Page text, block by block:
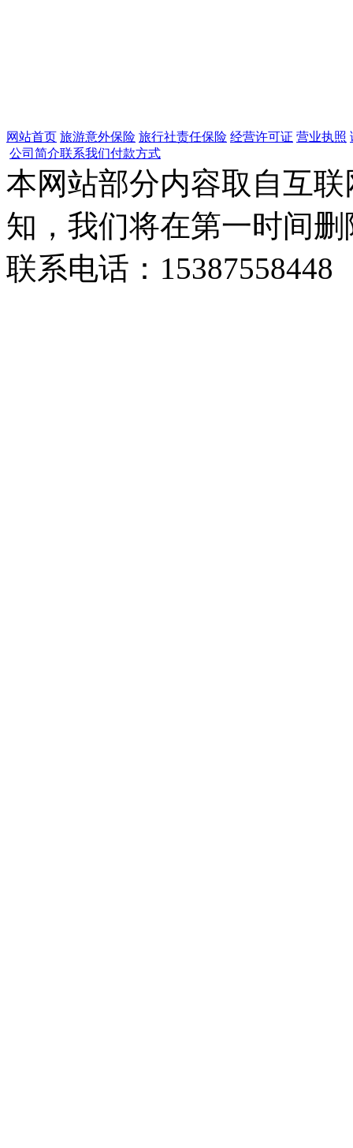
网站首页 旅游意外保险 旅行社责任保险 经营许可证 营业执照
公司简介联系我们付款方式
本网站部分内容取自互
知，我们将在第一时间
联系电话：15387558448